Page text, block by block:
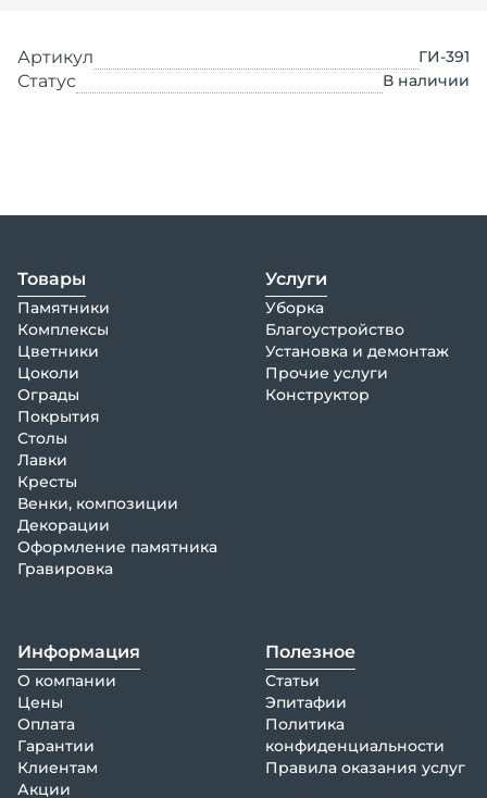
Артикул ГИ-391
Статус В наличии
Товары
Памятники
Комплексы
Цветники
Цоколи
Ограды
Покрытия
Столы
Лавки
Кресты
Венки, композиции
Декорации
Оформление памятника
Гравировка
Услуги
Уборка
Благоустройство
Установка и демонтаж
Прочие услуги
Конструктор
Информация
О компании
Цены
Оплата
Гарантии
Клиентам
Акции
Полезное
Статьи
Эпитафии
Политика
конфиденциальности
Правила оказания услуг